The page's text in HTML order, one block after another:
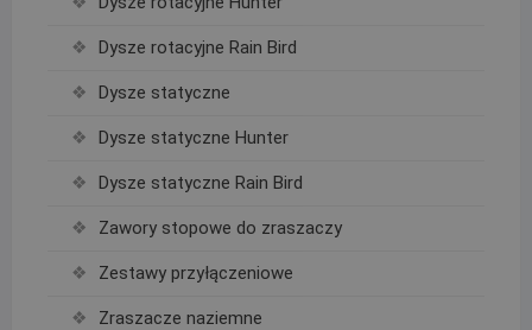
Dysze rotacyjne Rain Bird
Dysze statyczne
Dysze statyczne Hunter
Dysze statyczne Rain Bird
Zawory stopowe do zraszaczy
Zestawy przyłączeniowe
Zraszacze naziemne